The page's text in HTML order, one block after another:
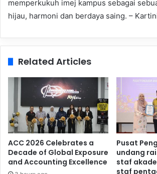
memperkukuh imej kampus sebagai
hijau, harmoni dan berdaya saing. –
Related Articles
ACC 2026 Celebrates a
Decade of Global Exposure
and Accounting Excellence
Pusat
undang
staf
staf